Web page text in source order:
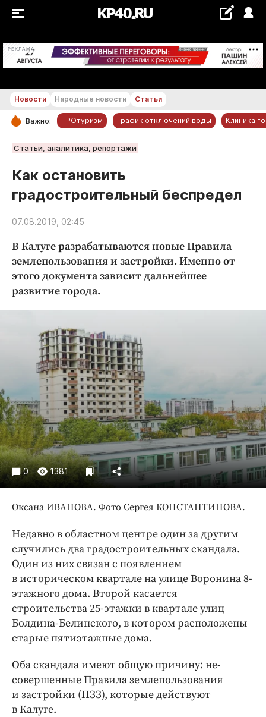
РЕКЛАМА +15...+16 °С
РУБРИКИ
Статьи
Народные новости
Авто и транспорт
Благоустройство
Криминал
Культура
Недвижимость и ЖКХ
Образование
Общество
Погода
Праздники
Происшествия
Спорт
Экономика и бизнес
ПРОЕКТЫ
Блоги
Интересное чтиво
Клиника года
Бренд года
Работодатель года
Новости Народные новости Статьи
Важно: ПРОтуризм График отключений воды Клиника
Статьи, аналитика, репортажи
Как остановить
градостроительный беспредел
07.08.2019, 02:45
В Калуге разрабатываются новые Правила
землепользования и застройки. Именно от
этого документа зависит дальнейшее
развитие города.
0 1381
Оксана ИВАНОВА. Фото Сергея КОНСТАНТИНОВА.
Недавно в областном центре один за другим
случились два градостроительных скандала.
Один из них связан с появлением
в историческом квартале на улице Воронина 8-
этажного дома. Второй касается
строительства 25-этажки в квартале улиц
Болдина-­Белинского, в котором расположены
старые пятиэтажные дома.
Оба скандала имеют общую причину: ​не­­
совершенные Правила землепользования
и застройки (ПЗЗ), которые действуют
в Калуге.